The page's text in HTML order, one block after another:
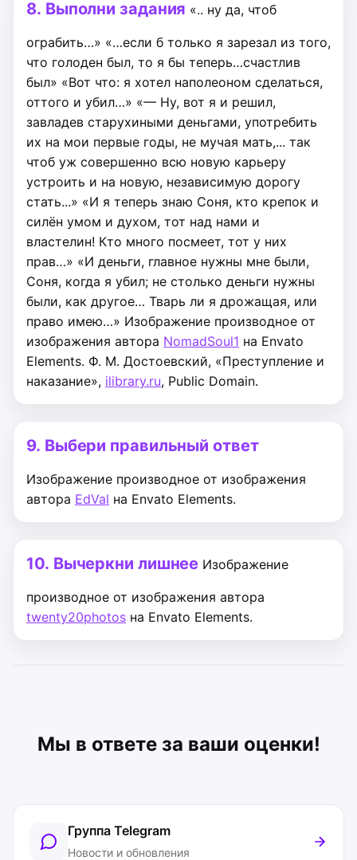
8. Выполни задания «.. ну да, чтоб
ограбить…» «…если б только я зарезал из того,
что голоден был, то я бы теперь…счастлив
был» «Вот что: я хотел наполеоном сделаться,
оттого и убил…» «— Ну, вот я и решил,
завладев старухиными деньгами, употребить
их на мои первые годы, не мучая мать,... так
чтоб уж совершенно всю новую карьеру
устроить и на новую, независимую дорогу
стать...» «И я теперь знаю Соня, кто крепок и
силён умом и духом, тот над нами и
властелин! Кто много посмеет, тот у них
прав…» «И деньги, главное нужны мне были,
Соня, когда я убил; не столько деньги нужны
были, как другое… Тварь ли я дрожащая, или
право имею…» Изображение производное от
изображения автора NomadSoul1 на Envato
Elements. Ф. М. Достоевский, «Преступление и
наказание», ilibrary.ru, Public Domain.
9. Выбери правильный ответ
Изображение производное от изображения
автора EdVal на Envato Elements.
10. Вычеркни лишнее Изображение
производное от изображения автора
twenty20photos на Envato Elements.
Мы в ответе за ваши оценки!
Группа Telegram
Новости и обновления